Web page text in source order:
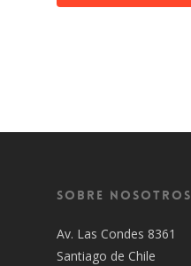
Sobre Nosotros
Av. Las Condes 8361
Santiago de Chile